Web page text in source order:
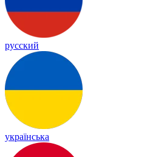
русский
українська